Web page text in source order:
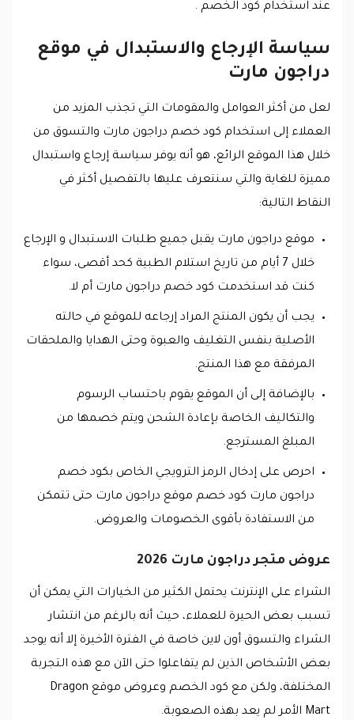
عند استخدام كود الخصم .
سياسة الإرجاع والاستبدال في موقع
دراجون مارت
لعل من أكثر العوامل والمقومات التي تجذب المزيد من
العملاء إلى استخدام كود خصم دراجون مارت والتسوق من
خلال هذا الموقع الرائع، هو أنه يوفر سياسة إرجاع واستبدال
مميزة للغاية والتي سنتعرف عليها بالتفصيل أكثر في
النقاط التالية:
موقع دراجون مارت يقبل جميع طلبات الاستبدال و الإرجاع
خلال 7 أيام من تاريخ استلام الطبية كحد أقصى، سواء
كنت قد استخدمت كود خصم دراجون مارت أم لا.
يجب أن يكون المنتج المراد إرجاعه للموقع في حالته
الأصلية بنفس التغليف والعبوة وحتى الهدايا والملحقات
المرفقة مع هذا المنتج.
بالإضافة إلى أن الموقع يقوم باحتساب الرسوم
والتكاليف الخاصة بإعادة الشحن ويتم خصمها من
المبلغ المسترجع.
احرص على إدخال الرمز الترويجي الخاص بكود خصم
دراجون مارت كود خصم موقع دراجون مارت حتى تتمكن
من الاستفادة بأقوى الخصومات والعروض.
عروض متجر دراجون مارت 2026
الشراء على الإنترنت يحتمل الكثير من الخيارات التي يمكن أن
تسبب بعض الحيرة للعملاء، حيث أنه بالرغم من انتشار
الشراء والتسوق أون لاين خاصة في الفترة الأخيرة إلا أنه يوجد
بعض الأشخاص الذين لم يتفاعلوا حتى الآن مع هذه التجربة
المختلفة، ولكن مع كود الخصم وعروض موقع Dragon
Mart الأمر لم يعد بهذه الصعوبة.